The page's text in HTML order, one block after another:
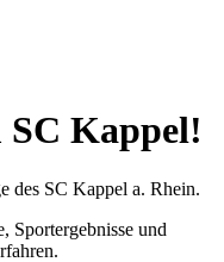
Kappel!
des SC Kappel a. Rhein.
Sportergebnisse und